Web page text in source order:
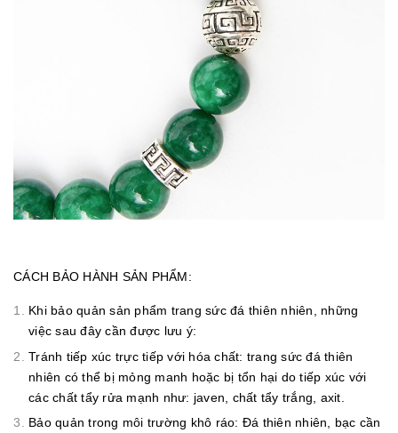
CÁCH BẢO HÀNH SẢN PHẨM:
Khi bảo quản sản phẩm trang sức đá thiên nhiên, những
việc sau đây cần được lưu ý:
Tránh tiếp xúc trực tiếp với hóa chất: trang sức đá thiên
nhiên có thể bị mỏng manh hoặc bị tổn hại do tiếp xúc với
các chất tẩy rửa mạnh như: javen, chất tẩy trắng, axit.
Bảo quản trong môi trường khô ráo: Đá thiên nhiên, bạc cần